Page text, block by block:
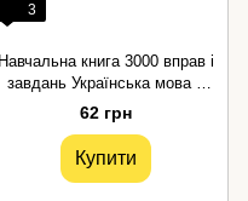
3
Навчальна книга 3000 вправ і
завдань Українська мова 3
клас Час майстрів
62 грн
Купити